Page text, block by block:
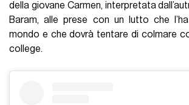
della giovane Carmen, interpretata
Baram, alle prese con un lutto che
mondo e che dovrà tentare di colmare
college.